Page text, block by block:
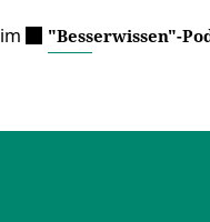
"Besserwissen"-